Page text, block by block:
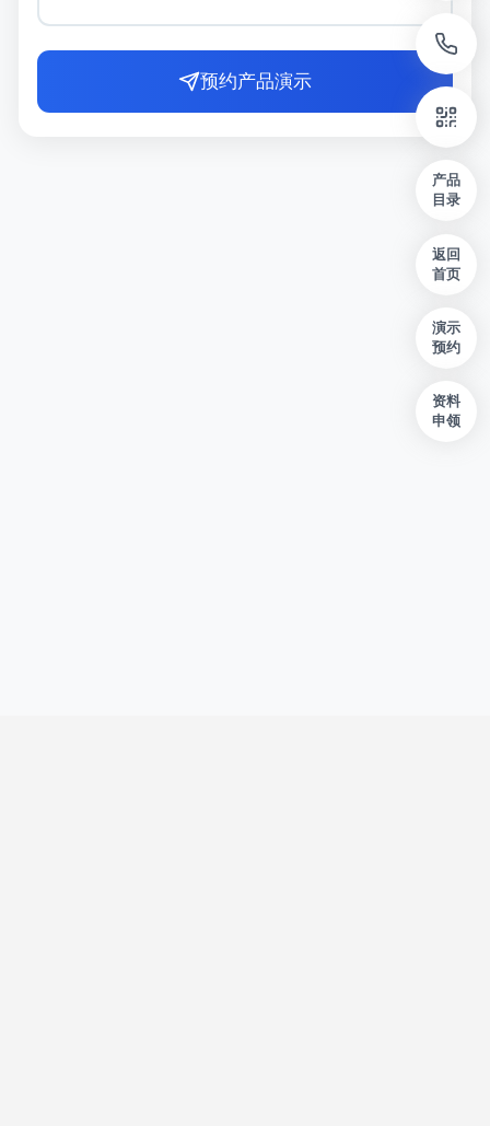
预约产品演示
产品
目录
返回
首页
演示
预约
资料
申领